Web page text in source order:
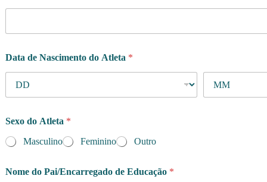
Data de Nascimento do Atleta *
Sexo do Atleta *
Masculino
Feminino Outro
Nome do Pai/Encarregado de Educação *